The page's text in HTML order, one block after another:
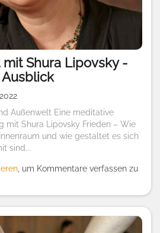
Shura Lipovsky -
Außenwelt Eine meditative
mit Shura Lipovsky Frieden – Wie
und wie gestaltet es sich
sind...
, um Kommentare verfassen zu